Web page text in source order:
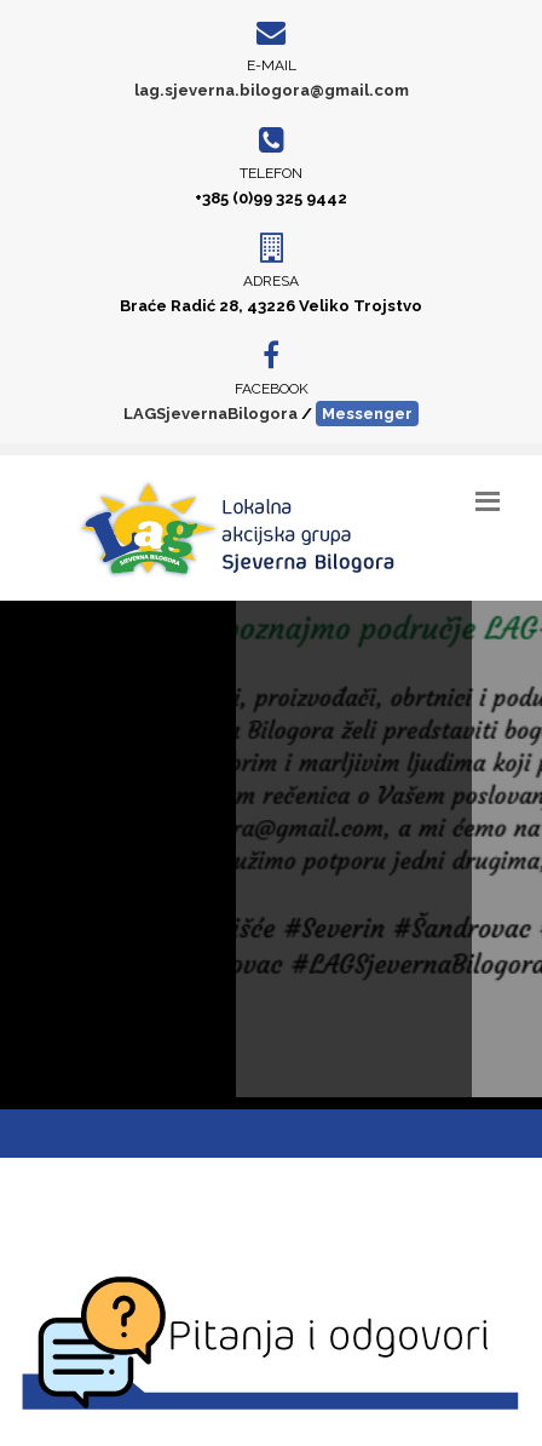
E-MAIL
lag.sjeverna.bilogora@gmail.com
TELEFON
+385 (0)99 325 9442
ADRESA
Braće Radić 28, 43226 Veliko Trojstvo
FACEBOOK
LAGSjevernaBilogora / Messenger
Objava javnog savjetovanja Strategije LAG-a Sjeverna Bilogora za razdoblje 2023.-2027. godine